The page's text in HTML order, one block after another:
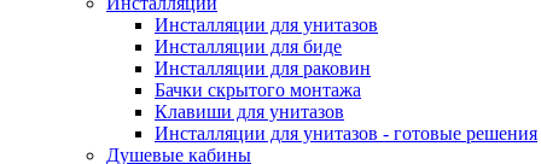
Инсталляции для унитазов
Инсталляции для биде
Инсталляции для раковин
Бачки скрытого монтажа
Клавиши для унитазов
Инсталляции для унитазов - готовые решения
Душевые кабины